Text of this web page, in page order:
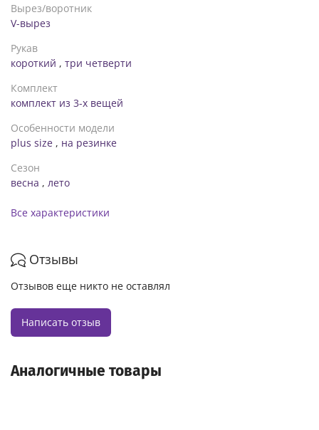
Вырез/воротник
V-вырез
Рукав
короткий , три четверти
Комплект
комплект из 3-х вещей
Особенности модели
plus size , на резинке
Сезон
весна , лето
Все характеристики
Отзывы
Отзывов еще никто не оставлял
Написать отзыв
Аналогичные товары